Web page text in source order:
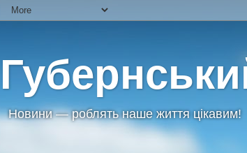
Новини — роблять наше життя цікавим!